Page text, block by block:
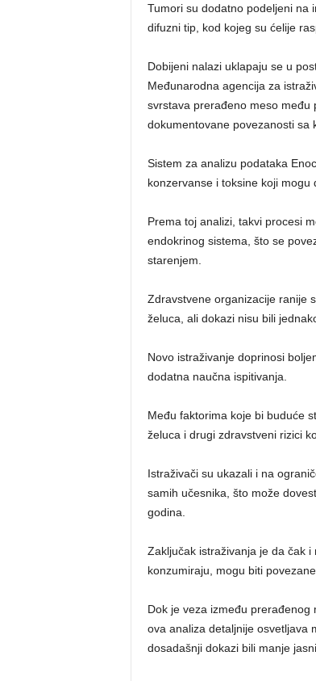
Tumori su dodatno podeljeni na
difuzni tip, kod kojeg su ćelije
Dobijeni nalazi uklapaju se u
Međunarodna agencija za
svrstava prerađeno meso među
dokumentovane povezanosti sa
Sistem za analizu podataka
konzervanse i toksine koji mogu
Prema toj analizi, takvi procesi
endokrinog sistema, što se
starenjem.
Zdravstvene organizacije ranije
želuca, ali dokazi nisu bili
Novo istraživanje doprinosi
dodatna naučna ispitivanja.
Među faktorima koje bi buduće
želuca i drugi zdravstveni rizici
Istraživači su ukazali i na
samih učesnika, što može
godina.
Zaključak istraživanja je da čak
konzumiraju, mogu biti
Dok je veza između prerađenog
ova analiza detaljnije osvetljava
dosadašnji dokazi bili manje jasni.